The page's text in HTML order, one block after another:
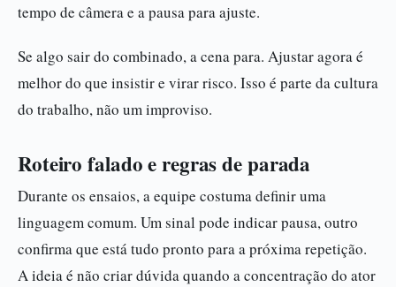
tempo de câmera e a pausa para ajuste.
Se algo sair do combinado, a cena para. Ajustar agora é
melhor do que insistir e virar risco. Isso é parte da cultura
do trabalho, não um improviso.
Roteiro falado e regras de parada
Durante os ensaios, a equipe costuma definir uma
linguagem comum. Um sinal pode indicar pausa, outro
confirma que está tudo pronto para a próxima repetição.
A ideia é não criar dúvida quando a concentração do ator